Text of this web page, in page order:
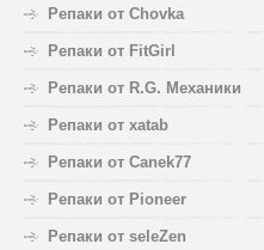
Репаки от Chovka
Репаки от FitGirl
Репаки от R.G. Механики
Репаки от xatab
Репаки от Canek77
Репаки от Pioneer
Репаки от seleZen